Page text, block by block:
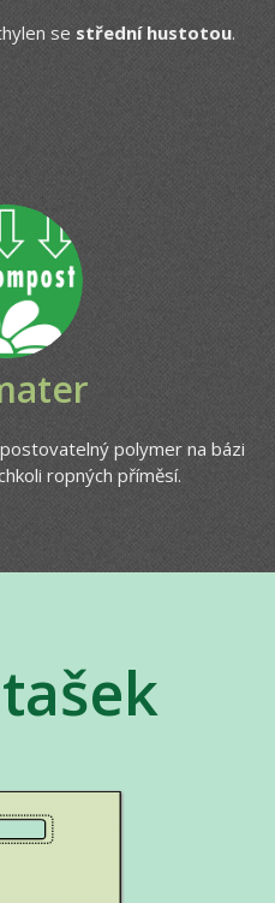
se střední hustotou.
polymer na bázi
ropných příměsí.